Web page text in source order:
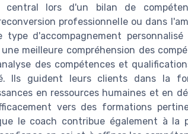
lors d'un bilan de
professionnelle ou dans
type d'accompagnement
meilleure compréhension des
des compétences et
Ils guident leurs clients dans la
en ressources humaines et en
vers des formations
le coach contribue également à la